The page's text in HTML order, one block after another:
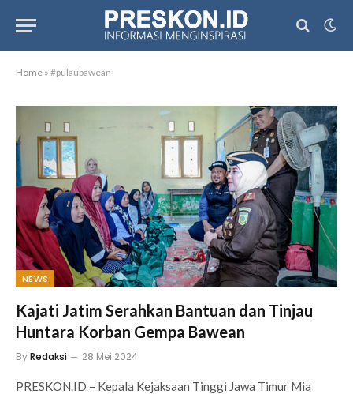
Home » #pulaubawean
NEWS
Kajati Jatim Serahkan Bantuan dan Tinjau
Huntara Korban Gempa Bawean
ByRedaksi 28 Mei 2024
PRESKON.ID – Kepala Kejaksaan Tinggi Jawa Timur Mia